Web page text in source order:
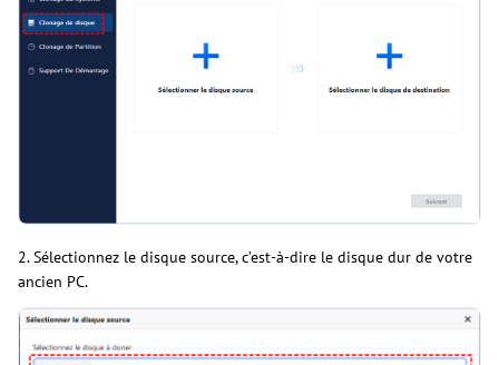
2. Sélectionnez le disque source, c’est-à-dire le disque dur de votre
ancien PC.